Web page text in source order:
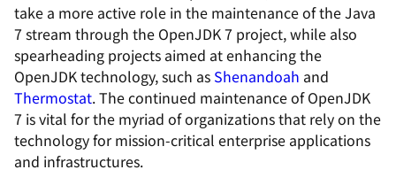
take a more active role in the maintenance of the Java
7 stream through the OpenJDK 7 project, while also
spearheading projects aimed at enhancing the
OpenJDK technology, such as Shenandoah and
Thermostat. The continued maintenance of OpenJDK
7 is vital for the myriad of organizations that rely on the
technology for mission-critical enterprise applications
and infrastructures.